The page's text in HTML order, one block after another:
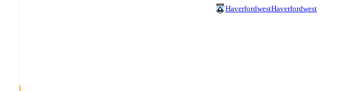
HaverfordwestHaverfordwest